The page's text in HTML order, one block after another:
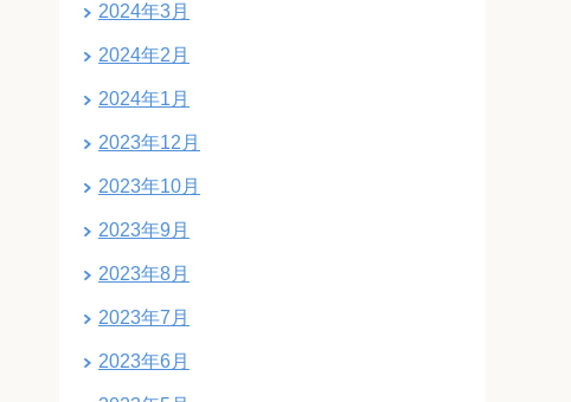
2024年3月
2024年2月
2024年1月
2023年12月
2023年10月
2023年9月
2023年8月
2023年7月
2023年6月